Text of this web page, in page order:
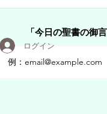
Members
「今日の聖書の御
ログイン